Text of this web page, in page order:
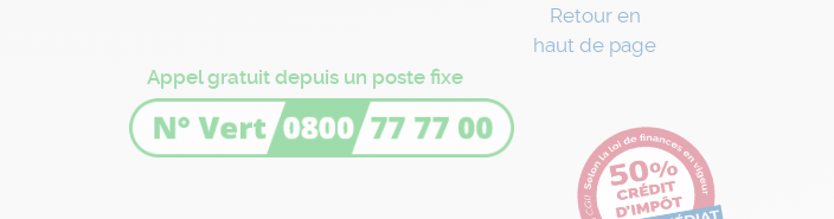
Appel gratuit depuis un poste fixe
Retour en
haut de page